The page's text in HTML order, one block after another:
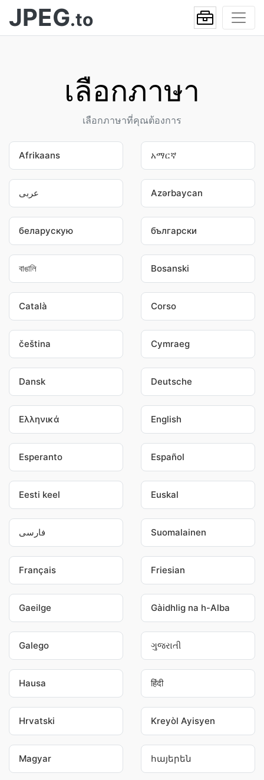
JPEG.to
เลือกภาษา
เลือกภาษาที่คุณต้องการ
Afrikaans አማርኛ
عربى Azərbaycan
беларускую български
বাঙালি Bosanski
Català Corso
čeština Cymraeg
Dansk Deutsche
Ελληνικά English
Esperanto Español
Eesti keel Euskal
فارسی Suomalainen
Français Friesian
Gaeilge Gàidhlig na h-Alba
Galego ગુજરાતી
Hausa हिंदी
Hrvatski Kreyòl Ayisyen
Magyar հայերեն